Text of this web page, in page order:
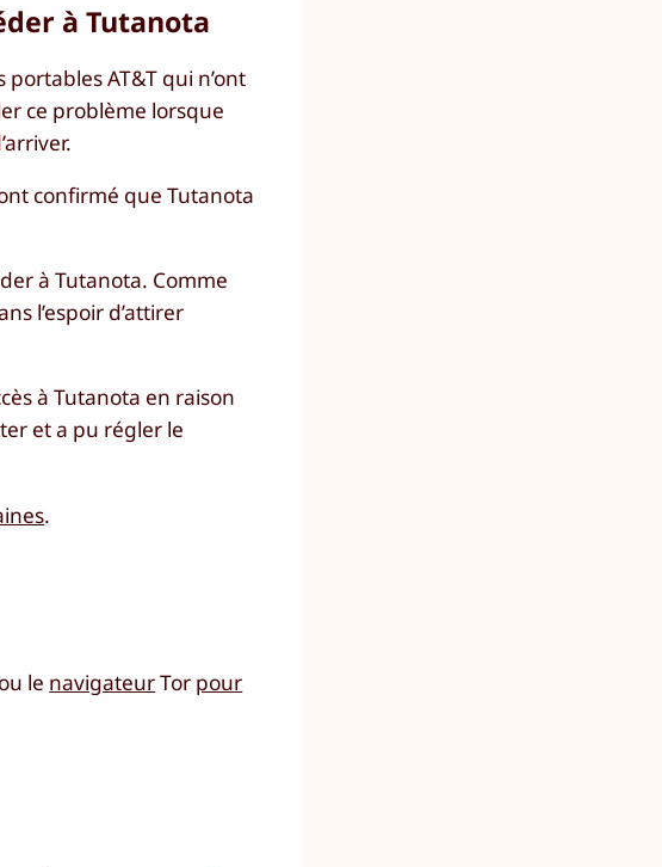
à Tutanota
AT&T qui n’ont
ce problème lorsque
confirmé que Tutanota
à Tutanota. Comme
l’espoir d’attirer
à Tutanota en raison
et a pu régler le
.
le navigateurTor pour